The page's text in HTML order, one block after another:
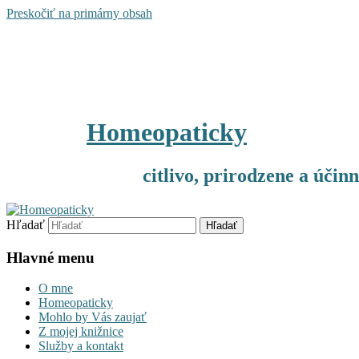
Preskočiť na primárny obsah
Homeopaticky
citlivo, prirodzene a
Hľadať
Hlavné menu
O mne
Homeopaticky
Mohlo by Vás zaujať
Z mojej knižnice
Služby a kontakt